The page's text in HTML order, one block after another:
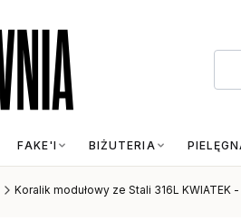
FAKE'I BIŻUTERIA
Koralik modułowy ze Stali 316L KWIATEK